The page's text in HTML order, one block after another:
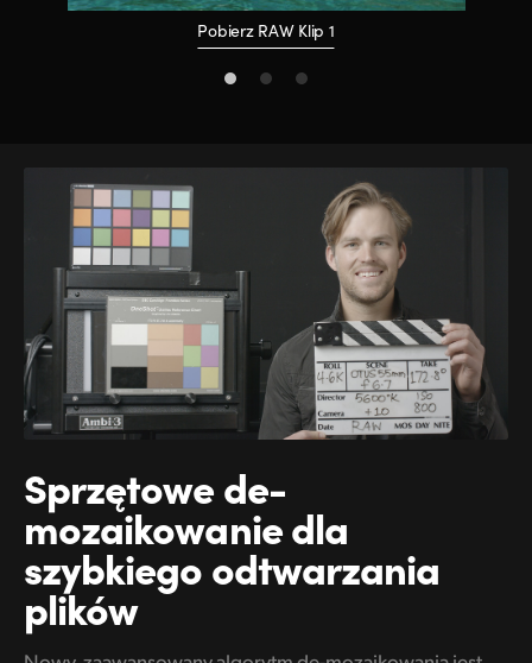
Pobierz RAW Klip 1
Sprzętowede-
mozaikowaniedla
szybkiego odtwarzania
plików